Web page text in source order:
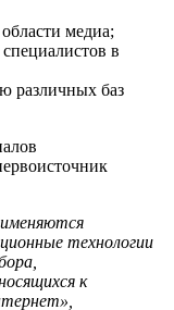
медиа;
в
различных баз
технологии
к